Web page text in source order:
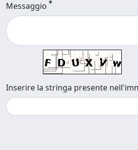
Messaggio
Inserire la stringa presente